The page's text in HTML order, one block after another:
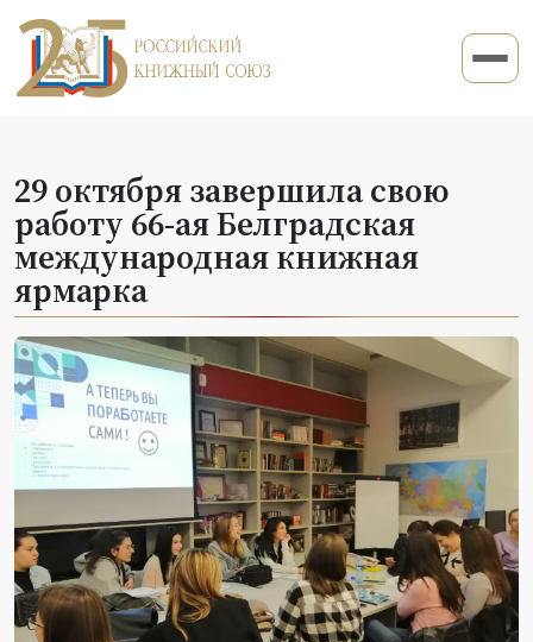
29 октября завершила свою
работу 66-ая Белградская
международная книжная
ярмарка